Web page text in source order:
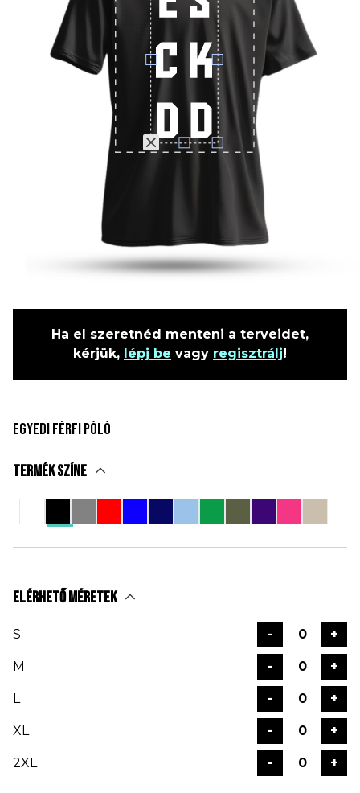
Ha el szeretnéd menteni a terveidet,
kérjük, lépj be vagy regisztrálj!
Termék színe
Elérhető méretek
S - +
M - +
L - +
XL - +
2XL - +
Egyedi Férfi Póló